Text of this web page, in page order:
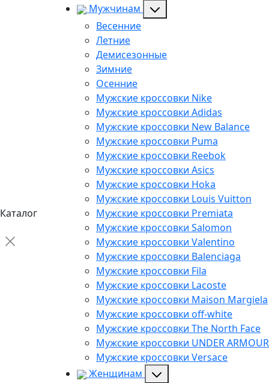
Каталог
Мужчинам
Весенние
Летние
Демисезонные
Зимние
Осенние
Мужские кроссовки Nike
Мужские кроссовки Adidas
Мужские кроссовки New Balance
Мужские кроссовки Puma
Мужские кроссовки Reebok
Мужские кроссовки Asics
Мужские кроссовки Hoka
Мужские кроссовки Louis Vuitton
Мужские кроссовки Premiata
Мужские кроссовки Salomon
Мужские кроссовки Valentino
Мужские кроссовки Balenciaga
Мужские кроссовки Fila
Мужские кроссовки Lacoste
Мужские кроссовки Maison Margiela
Мужские кроссовки off-white
Мужские кроссовки The North Face
Мужские кроссовки UNDER ARMOUR
Мужские кроссовки Versace
Женщинам